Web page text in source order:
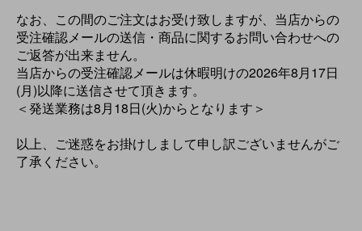
なお、この間のご注文はお受け致しますが、当店からの
受注確認メールの送信・商品に関するお問い合わせへの
ご返答が出来ません。
当店からの受注確認メールは休暇明けの2026年8月17日
(月)以降に送信させて頂きます。
＜発送業務は8月18日(火)からとなります＞
以上、ご迷惑をお掛けしまして申し訳ございませんがご
了承ください。